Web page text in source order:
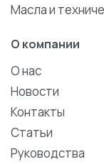
Масла и
О компании
О нас
Новости
Контакты
Статьи
Руководства